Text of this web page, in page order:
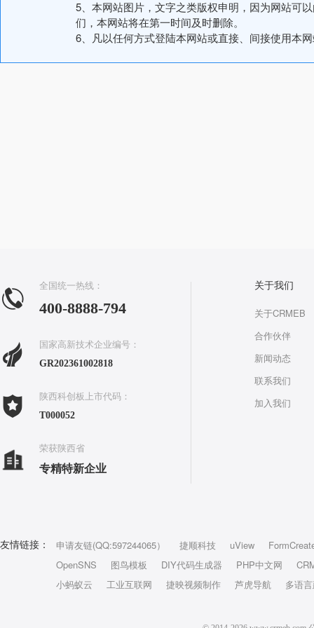
5、本网站图片，文字之类版权申明，因为网站可
们，本网站将在第一时间及时删除。
6、凡以任何方式登陆本网站或直接、间接使用本
全国统一热线：
400-8888-794
国家高新技术企业编号：
GR202361002818
陕西科创板上市代码：
T000052
荣获陕西省
专精特新企业
关于我们
关于CRMEB
合作伙伴
新闻动态
联系我们
加入我们
友情链接： 申请友链(QQ:597244065） 捷顺科技 uView
OpenSNS
图鸟模板 DIY代码生成器 PHP中文网
小蚂蚁云
工业互联网 捷映视频制作 芦虎导航 多语